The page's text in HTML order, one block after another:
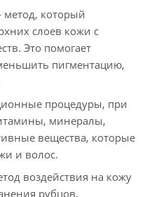
который
слоев кожи с
Это помогает
пигментацию,
процедуры, при
минералы,
вещества, которые
и волос.
воздействия на кожу
рубцов,